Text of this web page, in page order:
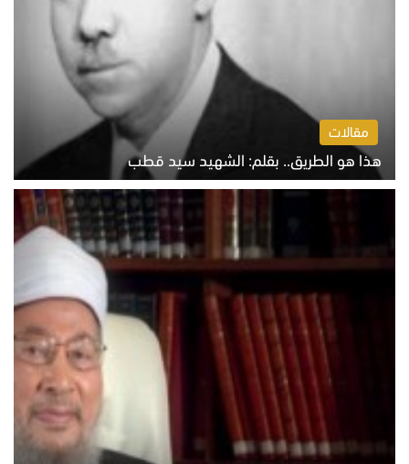
مقالات
هذا هو الطريق.. بقلم: الشهيد سيد قطب
الخميس 6 أغسطس 2026 10:52 ص